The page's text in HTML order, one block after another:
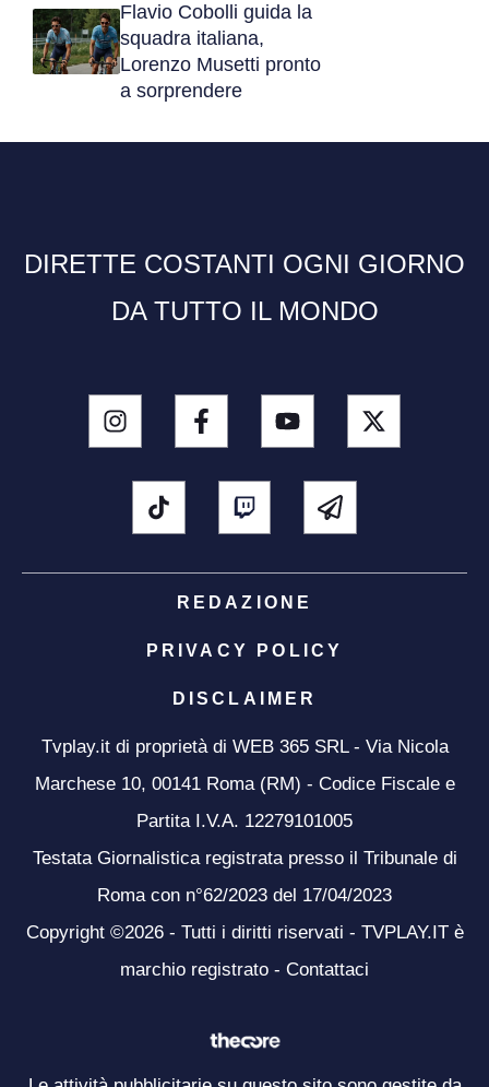
Flavio Cobolli guida la
squadra italiana,
Lorenzo Musetti pronto
a sorprendere
DIRETTE COSTANTI OGNI GIORNO
DA TUTTO IL MONDO
REDAZIONE
PRIVACY POLICY
DISCLAIMER
Tvplay.it di proprietà di WEB 365 SRL - Via Nicola
Marchese 10, 00141 Roma (RM) - Codice Fiscale e
Partita I.V.A. 12279101005
Testata Giornalistica registrata presso il Tribunale di
Roma con n°62/2023 del 17/04/2023
Copyright ©2026 - Tutti i diritti riservati - TVPLAY.IT è
marchio registrato - Contattaci